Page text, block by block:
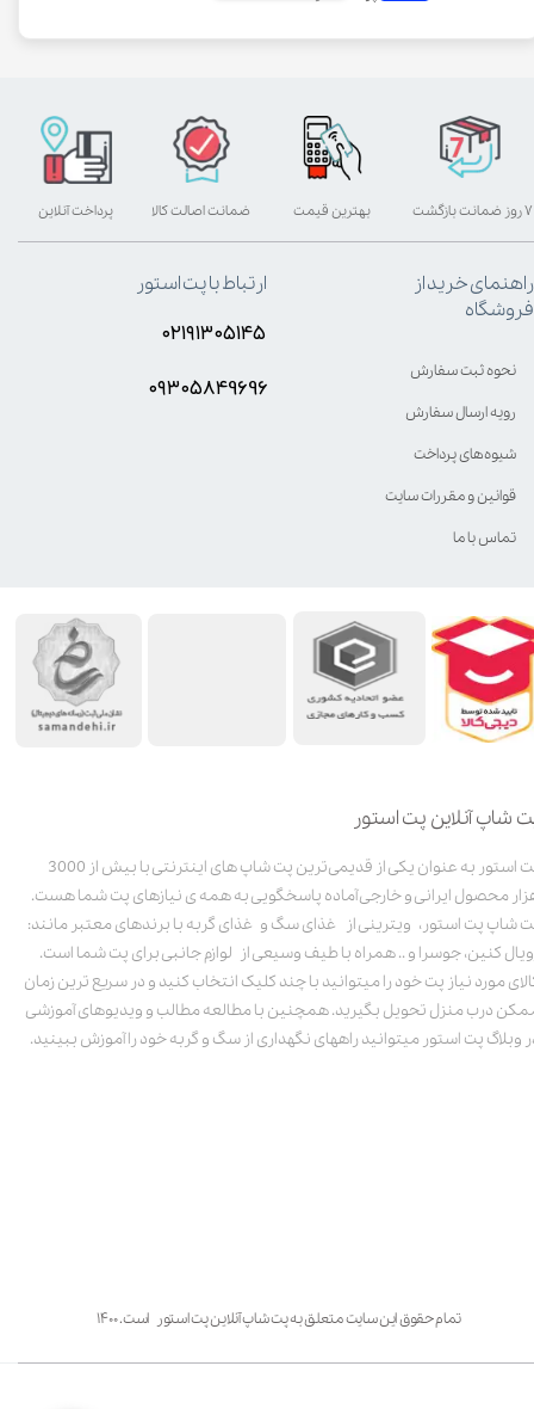
شاپ آنلاین پت استور
پت استور به عنوان یکی از قدیمی‌ترین پت شاپ های اینترنتی با بیش از 3000
محصول ایرانی و خارجی آماده پاسخگویی به همه ی نیازهای پت شما هست.
شاپ پت استور، ویترینی از غذای سگ و غذای گربه با برندهای معتبر مانند:
کنین، جوسرا و .. همراه با طیف وسیعی از لوازم جانبی برای پت شما است.
مورد نیاز پت خود را میتوانید با چند کلیک انتخاب کنید و در سریع ترین زمان
درب منزل تحویل بگیرید. همچنین با مطالعه مطالب و ویدیوهای آموزشی
وبلاگ پت استور میتوانید راههای نگهداری از سگ و گربه خود را آموزش ببینید.
تمام حقوق این سایت متعلق به پت شاپ آنلاین پت استور است. ۱۴۰۰
بهترین قیمت پرداخت آنلاین ۷ روز ضمانت بازگشت ضمانت اصالت کالا
راهنمای خرید از
فروشگاه
نحوه ثبت سفارش
رویه ارسال سفارش
شیوه‌های پرداخت
قوانین و مقررات سایت
تماس با ما
ارتباط با پت استور
۰۲۱۹۱۳۰۵۱۴۵
۰۹۳۰۵8۴9696